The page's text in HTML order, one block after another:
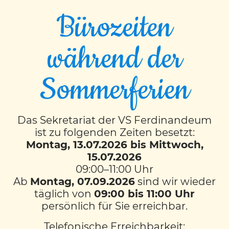
EVENT TIMESLOTS (2)
11:00
DO
-12:50
VS Ferdinandeum
mit musikalischem Schwerpunkt
Färbergasse 11
Bürozeiten
während der
Sommerferien
Das Sekretariat der VS Ferdinandeum
ist zu folgenden Zeiten besetzt:
Montag, 13.07.2026 bis Mittwoch,
15.07.2026
09:00–11:00 Uhr
Ab Montag, 07.09.2026 sind wir wieder
täglich von 09:00 bis 11:00 Uhr
persönlich für Sie erreichbar.
Telefonische Erreichbarkeit: